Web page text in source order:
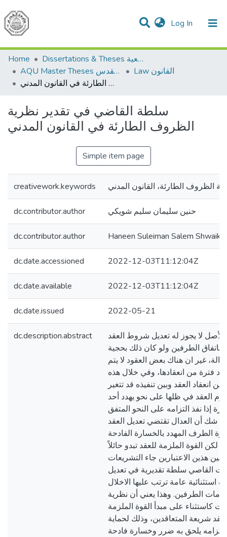
Log In (current)
Communities & Collections
All of DSpace
Home
Dissertations & Theses الرسائل الجامعية
AQU Master Theses الرسائل الجامعية الخاصة بجامعة القدس
Law القانون
سلطة القاضي في تقدير نظرية الظروف الطارئة في القانون المدني
سلطة القاضي في تقدير نظرية
الظروف الطارئة في القانون المدني
Simple item page
creativework.keywords الظروف الطارئة، القانون المدني
dc.contributor.author حنين سليمان سليم شويكي
dc.contributor.author Haneen Suleiman Salem Shwaiki
dc.date.accessioned 2022-12-03T11:12:04Z
dc.date.available 2022-12-03T11:12:04Z
dc.date.issued 2022-05-21
dc.description.abstract
لا يجوز له تعديل شروط العقد
باتفاق الطرفين ولو كان ذلك بحجية
غير ان هناك بعض العقود لا يتم
بعد فترة من انعقادها، وفي خلال هذه
انعقاد العقد وبين تنفيذه قد تتغير
العقد في ظلها على نحو يهدد أحد
إذا نفذ التزامه على النحو المتفق
لا شك أن العدال تقتضي تعديل العقد
الطرف المهدد بالخسارة الفادحة
لكن القوة الملزمة للعقد تبدو حائلاً
بين هذين الاعتبارين جاء التشريعات
القاصي سلطة تقديرية في تعديل
استثنائية عامة ترتب عليها الاخلال
الطرفين. وهذا يعني أن نظرية
كاستثناء على مبدأ القوة الملزمة
شريعة المتعاقدين، وذلك لحماية
التزامه يلحق به ضرر وخسارة فادحة